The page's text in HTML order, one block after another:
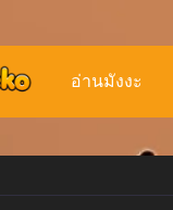
อ่านมังงะ